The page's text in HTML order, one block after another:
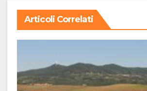
Articoli Correlati